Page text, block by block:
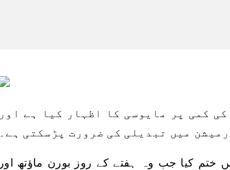
کمی پر مایوسی کا اظہار کیا ہے اور
میں تبدیلی کی ضرورت پڑسکتی ہے۔
ختم کیا جب وہ ہفتے کے روز بورن ماؤتھ اور